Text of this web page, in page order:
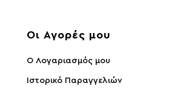
Οι Αγορές μου
O Λογαριασμός μου
Ιστορικό Παραγγελιών